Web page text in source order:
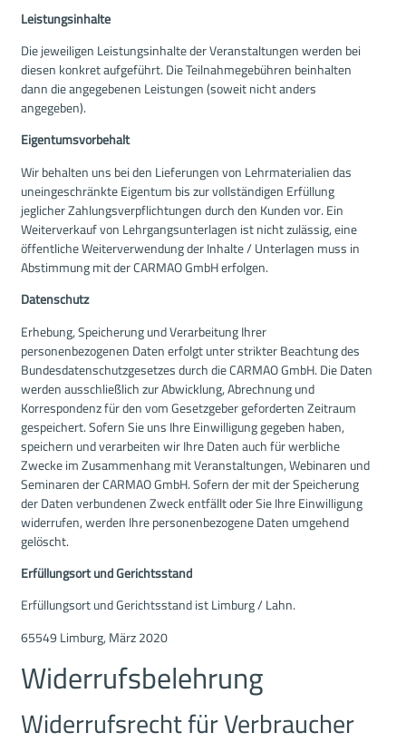
Leistungsinhalte
Die jeweiligen Leistungsinhalte der Veranstaltungen werden bei
diesen konkret aufgeführt. Die Teilnahmegebühren beinhalten
dann die angegebenen Leistungen (soweit nicht anders
angegeben).
Eigentumsvorbehalt
Wir behalten uns bei den Lieferungen von Lehrmaterialien das
uneingeschränkte Eigentum bis zur vollständigen Erfüllung
jeglicher Zahlungsverpflichtungen durch den Kunden vor. Ein
Weiterverkauf von Lehrgangsunterlagen ist nicht zulässig, eine
öffentliche Weiterverwendung der Inhalte / Unterlagen muss in
Abstimmung mit der CARMAO GmbH erfolgen.
Datenschutz
Erhebung, Speicherung und Verarbeitung Ihrer
personenbezogenen Daten erfolgt unter strikter Beachtung des
Bundesdatenschutzgesetzes durch die CARMAO GmbH. Die Daten
werden ausschließlich zur Abwicklung, Abrechnung und
Korrespondenz für den vom Gesetzgeber geforderten Zeitraum
gespeichert. Sofern Sie uns Ihre Einwilligung gegeben haben,
speichern und verarbeiten wir Ihre Daten auch für werbliche
Zwecke im Zusammenhang mit Veranstaltungen, Webinaren und
Seminaren der CARMAO GmbH. Sofern der mit der Speicherung
der Daten verbundenen Zweck entfällt oder Sie Ihre Einwilligung
widerrufen, werden Ihre personenbezogene Daten umgehend
gelöscht.
Erfüllungsort und Gerichtsstand
Erfüllungsort und Gerichtsstand ist Limburg / Lahn.
65549 Limburg, März 2020
Widerrufsbelehrung
Widerrufsrecht für Verbraucher